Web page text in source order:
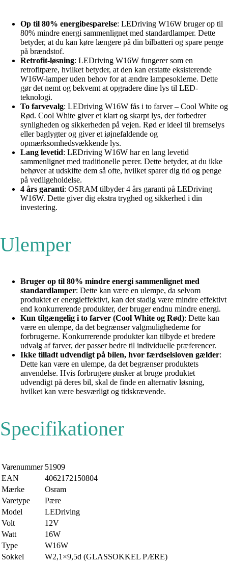
Op til 80% energibesparelse: LEDriving W16W bruger op til
80% mindre energi sammenlignet med standardlamper. Dette
betyder, at du kan køre længere på din bilbatteri og spare penge
på brændstof.
Retrofit-løsning: LEDriving W16W fungerer som en
retrofitpære, hvilket betyder, at den kan erstatte eksisterende
W16W-lamper uden behov for at ændre lampesoklerne. Dette
gør det nemt og bekvemt at opgradere dine lys til LED-
teknologi.
To farvevalg: LEDriving W16W fås i to farver – Cool White og
Rød. Cool White giver et klart og skarpt lys, der forbedrer
synligheden og sikkerheden på vejen. Rød er ideel til bremselys
eller baglygter og giver et iøjnefaldende og
opmærksomhedsvækkende lys.
Lang levetid: LEDriving W16W har en lang levetid
sammenlignet med traditionelle pærer. Dette betyder, at du ikke
behøver at udskifte dem så ofte, hvilket sparer dig tid og penge
på vedligeholdelse.
4 års garanti: OSRAM tilbyder 4 års garanti på LEDriving
W16W. Dette giver dig ekstra tryghed og sikkerhed i din
investering.
Ulemper
Bruger op til 80% mindre energi sammenlignet med
standardlamper: Dette kan være en ulempe, da selvom
produktet er energieffektivt, kan det stadig være mindre effektivt
end konkurrerende produkter, der bruger endnu mindre energi.
Kun tilgængelig i to farver (Cool White og Rød): Dette kan
være en ulempe, da det begrænser valgmulighederne for
forbrugerne. Konkurrerende produkter kan tilbyde et bredere
udvalg af farver, der passer bedre til individuelle præferencer.
Ikke tilladt udvendigt på bilen, hvor færdselsloven gælder:
Dette kan være en ulempe, da det begrænser produktets
anvendelse. Hvis forbrugere ønsker at bruge produktet
udvendigt på deres bil, skal de finde en alternativ løsning,
hvilket kan være besværligt og tidskrævende.
Specifikationer
Varenummer 51909
EAN
4062172150804
Mærke
Osram
Varetype
Pære
Model
LEDriving
Volt
12V
Watt
16W
Type
W16W
Sokkel
W2,1×9,5d (GLASSOKKEL PÆRE)